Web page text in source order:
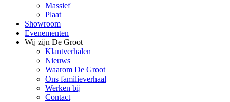
Massief
Plaat
Showroom
Evenementen
Wij zijn De Groot
Klantverhalen
Nieuws
Waarom De Groot
Ons familieverhaal
Werken bij
Contact